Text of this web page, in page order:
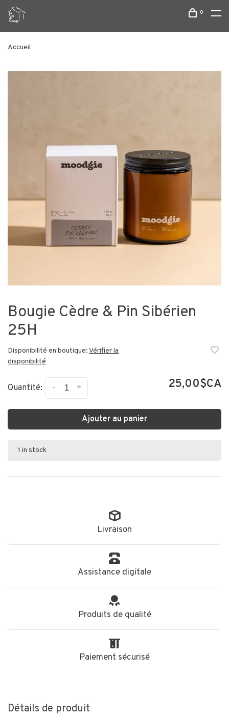
0
Accueil
Bougie Cèdre & Pin Sibérien
25H
Disponibilité en boutique:Vérifier la
disponibilité
Quantité: +
- 25,00$CA
Ajouter au panier
1 in stock
Livraison
Assistance digitale
Produits de qualité
Paiement sécurisé
Détails de produit